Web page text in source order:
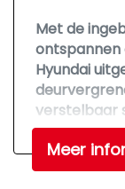
Met de
ontspannen
Hyundai
verstelbaar
Heeft u
mogelijk
Meer